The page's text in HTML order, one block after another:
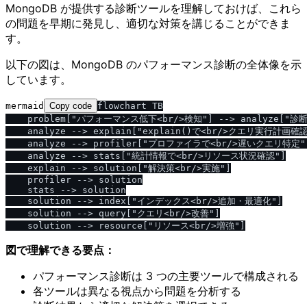
MongoDB が提供する診断ツールを理解しておけば、これら
の問題を早期に発見し、適切な対策を講じることができま
す。
以下の図は、MongoDB のパフォーマンス診断の全体像を示
しています。
mermaid Copy code flowchart TB
problem["パフォーマンス低下<br/>検知"] --> analyze["診
analyze --> explain["explain()で<br/>クエリ実行計画確
analyze --> profiler["プロファイラで<br/>遅いクエリ特定
    analyze --> stats["統計情報で<br/>リソース状況確認"]
    explain --> solution["解決策<br/>実施"]
    profiler --> solution
    stats --> solution
    solution --> index["インデックス<br/>追加・最適化"]
    solution --> query["クエリ<br/>改善"]
図で理解できる要点：
パフォーマンス診断は 3 つの主要ツールで構成される
各ツールは異なる視点から問題を分析する